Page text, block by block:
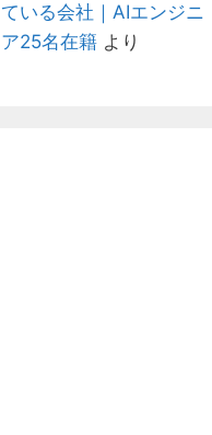
ている会社｜AIエンジニ
ア25名在籍 より